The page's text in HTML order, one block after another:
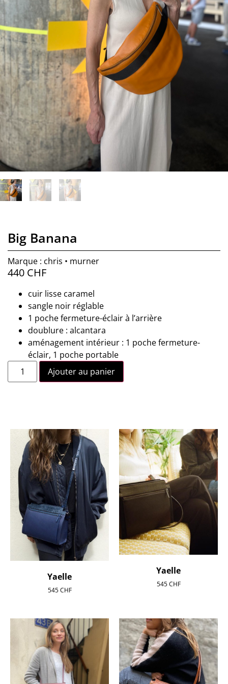
Big Banana
Marque : chris • murner
440 CHF
cuir lisse caramel
sangle noir réglable
1 poche fermeture-éclair à l’arrière
doublure : alcantara
aménagement intérieur : 1 poche fermeture-
éclair, 1 poche portable
Ajouter au panier
Yaelle
545CHF
Yaelle
545CHF